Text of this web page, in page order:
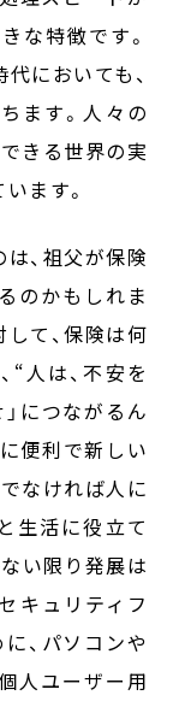
な特徴です。
においても、
ます。人々の
きる世界の実
ます。
、祖父が保険
のかもしれま
て、保険は何
“人は、不安を
につながるん
便利で新しい
なければ人に
生活に役立て
い限り発展は
キュリティフ
、パソコンや
人ユーザー用